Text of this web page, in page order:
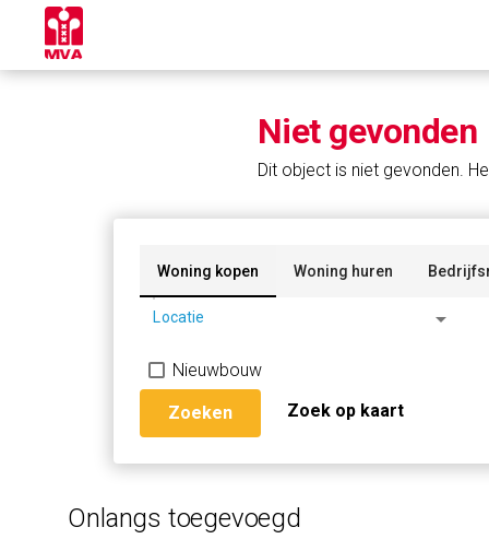
Niet gevonden
Dit object is niet gevonden.
Woning kopen Woning huren
Locatie arrow_drop_down
Nieuwbouw
Zoeken Zoek op kaart
Onlangs toegevoegd